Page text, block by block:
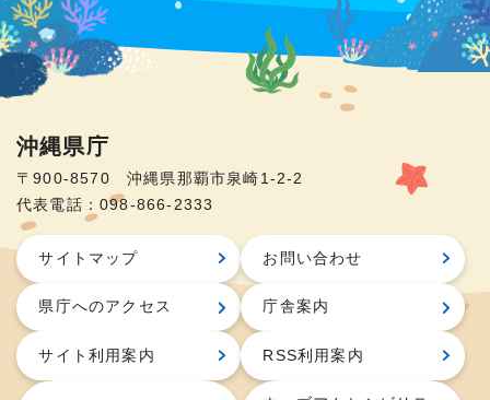
沖縄県庁
〒900-8570 沖縄県那覇市泉崎1-2-2
代表電話：098-866-2333
サイトマップ お問い合わせ
県庁へのアクセス 庁舎案内
サイト利用案内 RSS利用案内